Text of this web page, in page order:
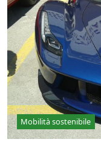
Mobilità sostenibile